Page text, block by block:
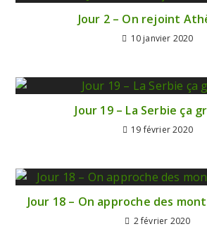
Jour 2 – On rejoint
10 janvier 2020
Jour 19 – La Serbie ça
19 février 2020
Jour 18 – On approche des
2 février 2020